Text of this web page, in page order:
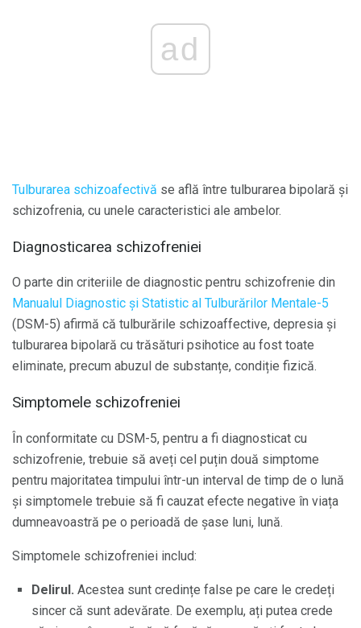
ad
Tulburarea schizoafectivă se află între tulburarea bipolară și
schizofrenia, cu unele caracteristici ale ambelor.
Diagnosticarea schizofreniei
O parte din criteriile de diagnostic pentru schizofrenie din
Manualul Diagnostic și Statistic al Tulburărilor Mentale-5
(DSM-5) afirmă că tulburările schizoaffective, depresia și
tulburarea bipolară cu trăsături psihotice au fost toate
eliminate, precum abuzul de substanțe, condiție fizică.
Simptomele schizofreniei
În conformitate cu DSM-5, pentru a fi diagnosticat cu
schizofrenie, trebuie să aveți cel puțin două simptome
pentru majoritatea timpului într-un interval de timp de o lună
și simptomele trebuie să fi cauzat efecte negative în viața
dumneavoastră pe o perioadă de șase luni, lună.
Simptomele schizofreniei includ:
Delirul. Acestea sunt credințe false pe care le credeți
sincer că sunt adevărate. De exemplu, ați putea crede